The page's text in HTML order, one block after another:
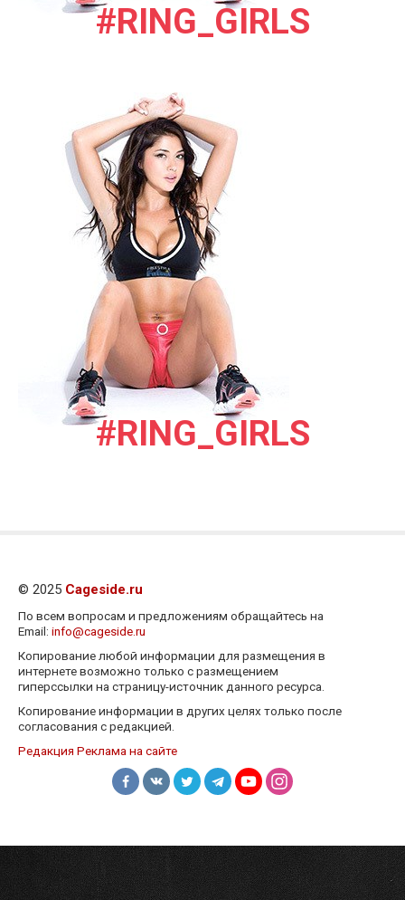
#RING_GIRLS
#RING_GIRLS
© 2025 Cageside.ru
По всем вопросам и предложениям обращайтесь на
Email: info@cageside.ru
Копирование любой информации для размещения в
интернете возможно только с размещением
гиперссылки на страницу-источник данного ресурса.
Копирование информации в других целях только после
согласования с редакцией.
Редакция Реклама на сайте